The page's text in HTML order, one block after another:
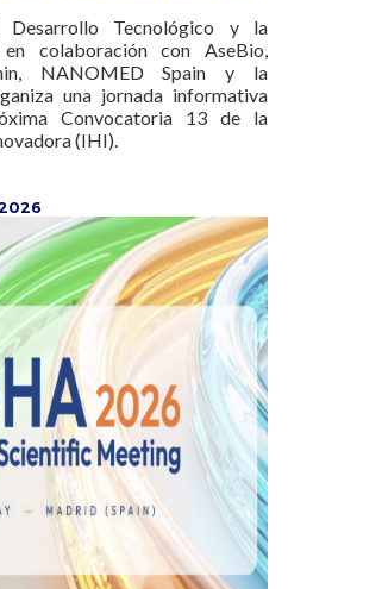
Tecnológico y la
colaboración con AseBio,
NANOMED Spain y la
una jornada informativa
Convocatoria 13 de la
(IHI).